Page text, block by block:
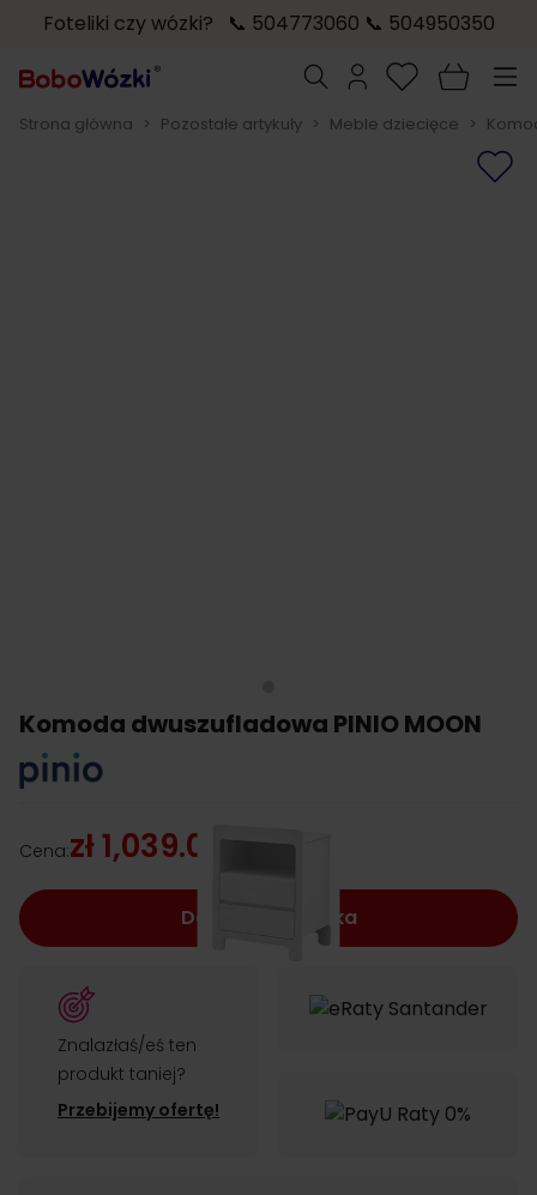
Foteliki czy wózki? 📞 504773060 📞 504950350
Szukaj
Strona główna > Pozostałe artykuły > Meble dziecięce >
Komoda dwuszufladowa PINIO MOON
Cena:zł 1,039.00
Dodaj do koszyka
Znalazłaś/eś ten
produkt taniej?
Przebijemy ofertę!